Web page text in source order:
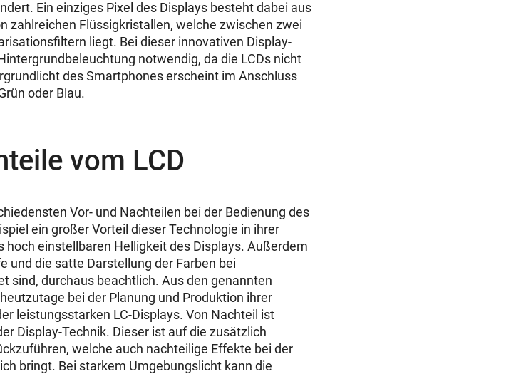
Ein einziges Pixel des Displays besteht dabei aus
zahlreichen Flüssigkristallen, welche zwischen zwei
liegt. Bei dieser innovativen Display-
notwendig, da die LCDs nicht
des Smartphones erscheint im Anschluss
oder Blau.
vom LCD
Vor- und Nachteilen bei der Bedienung des
ein großer Vorteil dieser Technologie in ihrer
hoch einstellbaren Helligkeit des Displays. Außerdem
und die satte Darstellung der Farben bei
sind, durchaus beachtlich. Aus den genannten
bei der Planung und Produktion ihrer
leistungsstarken LC-Displays. Von Nachteil ist
Display-Technik. Dieser ist auf die zusätzlich
welche auch nachteilige Effekte bei der
bringt. Bei starkem Umgebungslicht kann die